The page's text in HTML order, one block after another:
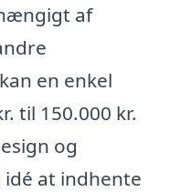
af
en enkel
til 150.000 kr.
og
at indhente